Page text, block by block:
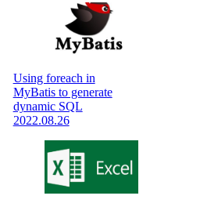
Using foreach in
MyBatis to generate
dynamic SQL
2022.08.26